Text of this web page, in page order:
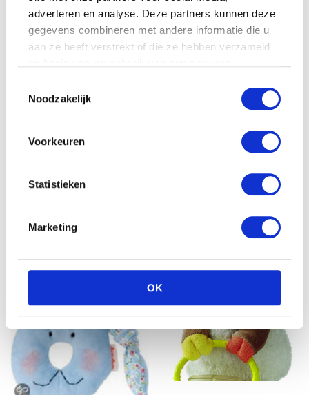
adverteren en analyse. Deze partners kunnen deze
gegevens combineren met andere informatie die u
aan ze heeft verstrekt of die ze hebben verzameld
Noodzakelijk
Voorkeuren
Statistieken
Marketing
OK
Kaethe Kruse Knuffeldier
Vogeltje
18.90
Tqs Blauwe muziek olifant